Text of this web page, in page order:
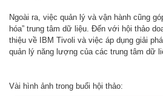
Ngoài ra, việc quản lý và vận hành cũng
hóa” trung tâm dữ liệu. Đến với hội thảo
thiệu về IBM Tivoli và việc áp dụng giải
quản lý năng lượng của các trung tâm dữ
Vài hình ảnh trong buổi hội thảo: